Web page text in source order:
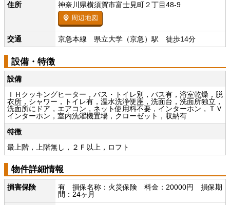
住所 神奈川県横須賀市富士見町２丁目48-9
周辺地図
交通 京急本線 県立大学（京急）駅 徒歩14分
設備・特徴
設備
ＩＨクッキングヒーター，バス・トイレ別，バス有，浴室乾燥，脱
衣所，シャワー，トイレ有，温水洗浄便座，洗面台，洗面所独立，
洗面所にドア，エアコン，ネット使用料不要，インターホン，ＴＶ
インターホン，室内洗濯機置場，クローゼット，収納有
特徴
最上階，上階無し，２Ｆ以上，ロフト
物件詳細情報
損害保険
有 損保名称：火災保険 料金：20000円 損保期
間：24ヶ月